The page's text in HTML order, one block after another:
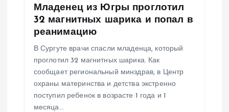
Младенец из Югры проглотил
32 магнитных шарика и попал в
реанимацию
В Сургуте врачи спасли младенца, который
проглотил 32 магнитных шарика. Как
сообщает региональный минздрав, в Центр
охраны материнства и детства экстренно
поступил ребенок в возрасте 1 года и 1
месяца…